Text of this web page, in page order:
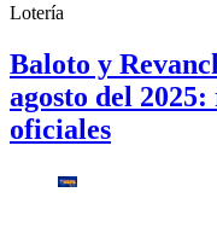
Lotería
Baloto y
agosto del
oficiales